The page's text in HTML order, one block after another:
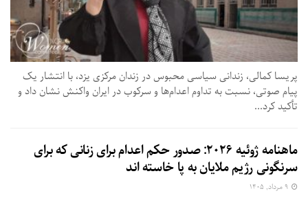
پریسا کمالی، زندانی سیاسی محبوس در زندان مرکزی یزد، با انتشار یک
پیام صوتی، نسبت به تداوم اعدام‌ها و سرکوب در ایران واکنش نشان داد و
تأکید کرد...
ماهنامه ژوئیه ۲۰۲۶: صدور حکم اعدام برای زنانی که برای
سرنگونی رژیم ملایان به پا خاسته اند